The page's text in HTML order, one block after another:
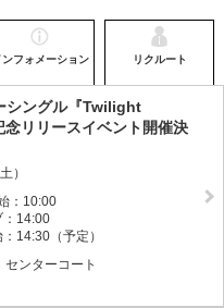
ンフォメーション リクルート
シングル『Twilight
リリースイベント開催決
）
：10:00
：14:00
14:30（予定）
ンターコート